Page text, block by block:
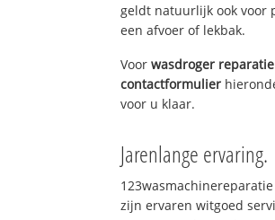
geldt natuurlijk ook voor
een afvoer of lekbak.
Voorwasdroger
contactformulier
voor u klaar.
Jarenlange ervaring.
zijn ervaren witgoed